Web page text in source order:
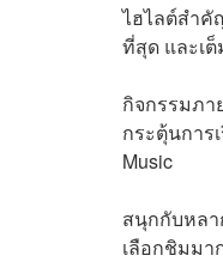
ไฮไลต์สำคั
ที่สุด และเ
กิจกรรมภา
กระตุ้นการ
Music
สนุกกับหลา
เลือกชิมมา